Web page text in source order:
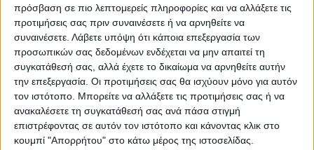
πρόσβαση σε πιο λεπτομερείς πληροφορίες και να αλλάξετε τις
προτιμήσεις σας πριν συναινέσετε ή να αρνηθείτε να
συναινέσετε. Λάβετε υπόψη ότι κάποια επεξεργασία των
προσωπικών σας δεδομένων ενδέχεται να μην απαιτεί τη
συγκατάθεσή σας, αλλά έχετε το δικαίωμα να αρνηθείτε αυτήν
την επεξεργασία. Οι προτιμήσεις σας θα ισχύουν μόνο για αυτόν
τον ιστότοπο. Μπορείτε να αλλάξετε τις προτιμήσεις σας ή να
ανακαλέσετε τη συγκατάθεσή σας ανά πάσα στιγμή
επιστρέφοντας σε αυτόν τον ιστότοπο και κάνοντας κλικ στο
κουμπί "Απορρήτου" στο κάτω μέρος της ιστοσελίδας.
Στα χρόνια που ακολούθησαν μέχρι τις
μέρες μας πέρασε από εκεί όλη η πόλη!
Έτσι πραγματοποιήθηκε αυτό που έλεγε
τότε ο Ρουμελιώτης:Ο υπερσύγχρονος
χώρος, σε συνδυασμό με την ακατάπαυστη
και υπερβατική προσπάθεια των
διοικούντων τον ΑΣΚ, έφεραν πράγματι